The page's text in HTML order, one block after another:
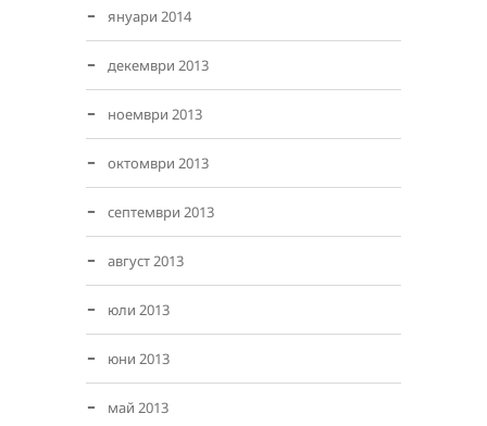
януари 2014
декември 2013
ноември 2013
октомври 2013
септември 2013
август 2013
юли 2013
юни 2013
май 2013